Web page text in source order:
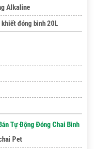
Alkaline
đóng bình 20L
Tự Động Đóng Chai Bình
Pet